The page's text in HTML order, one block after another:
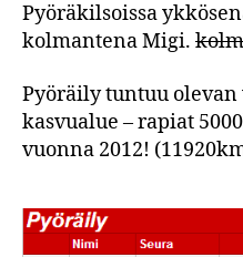
Pyöräkilsoissa
kolmantena Migi.
Pyöräily tuntuu
kasvualue – rapiat
vuonna 2012!